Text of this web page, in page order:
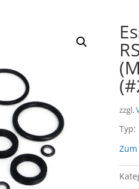
zzgl.